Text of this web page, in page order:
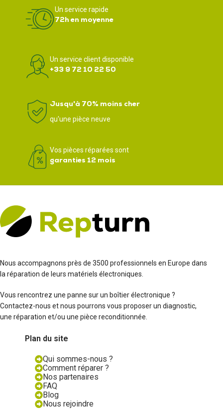
Un service rapide
72h en moyenne
Un service client disponible
+33 9 72 10 22 50
Jusqu'à 70% moins cher
qu'une pièce neuve
Vos pièces réparées sont
garanties 12 mois
Nous accompagnons près de 3500 professionnels en Europe dans
la réparation de leurs matériels électroniques.
Vous rencontrez une panne sur un boîtier électronique ?
Contactez-nous et nous pourrons vous proposer un diagnostic,
une réparation et/ou une pièce reconditionnée.
Plan du site
Qui sommes-nous ?
Comment réparer ?
Nos partenaires
FAQ
Blog
Nous rejoindre